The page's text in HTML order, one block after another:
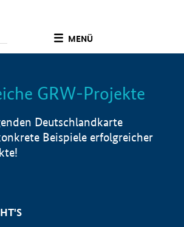
MENÜ
Info
GRW-Projekte
Deutschlandkarte
Beispiele erfolgreicher